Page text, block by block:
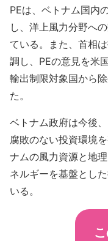
PEは、ベトナム国内
し、洋上風力分野へ
ている。また、首相
調し、PEの意見を米
輸出制限対象国から
た。
ベトナム政府は今後
腐敗のない投資環境
ナムの風力資源と地
ネルギーを基盤とし
いる。